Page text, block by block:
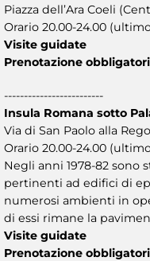
Piazza dell’Ara Coeli
Orario 20.00-24.00
Visite guidate
Prenotazione
-------------------------
Insula Romana sotto
Via di San Paolo alla
Orario 20.00-24.00
Negli anni 1978-82
pertinenti ad edifici di
numerosi ambienti in
di essi rimane la
Visite guidate
Prenotazione